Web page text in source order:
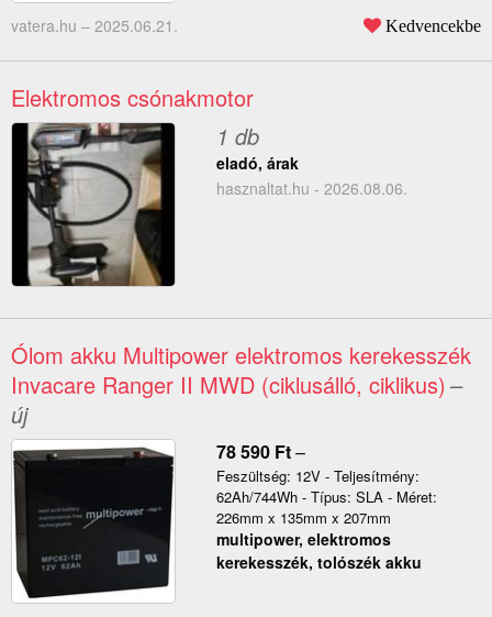
vatera.hu – 2025.06.21. Kedvencekbe
Elektromos csónakmotor
1 db
eladó, árak
hasznaltat.hu - 2026.08.06.
Ólom akku Multipower elektromos kerekesszék
Invacare Ranger II MWD (ciklusálló, ciklikus) –
új
78 590 Ft–
Feszültség: 12V - Teljesítmény:
62Ah/744Wh - Típus: SLA - Méret:
226mm x 135mm x 207mm
multipower, elektromos
kerekesszék, tolószék akku